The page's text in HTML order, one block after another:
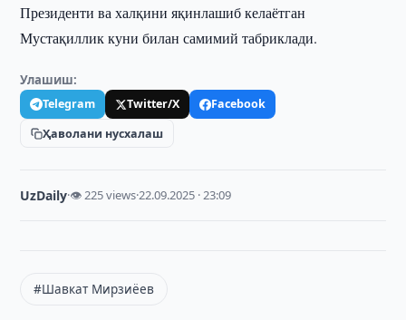
Президенти ва халқини яқинлашиб келаётган
Мустақиллик куни билан самимий табриклади.
Улашиш:
Telegram Twitter/X
Facebook
Ҳаволани нусхалаш
UzDaily·👁 225 views·22.09.2025 · 23:09
#Шавкат Мирзиёев